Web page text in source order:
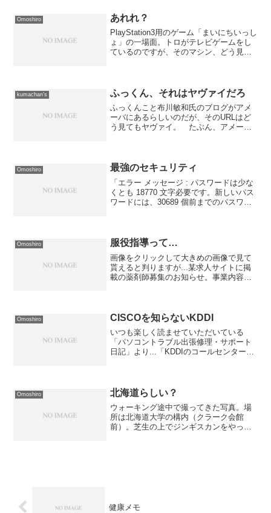
Omoshiro あれれ？
PlayStation3用のゲーム「まいにちいっし
ょ」の一場面。トロがテレビゲームをし
ているのですが、そのマシン、どう見て
kumachan's ふっくん、それはヤヴァイだろ
ふっくんこと布川敏和氏のブログがアメ
ーバにあるらしいのだが、そのURLはど
う見てもヤヴァイ。 たぶん、アメーバ
URLは...どう...
Omoshiro 最強のセキュリティ
「エラー メッセージ : パスワードは少な
くとも 18770 文字必要です。新しいパス
ワードには、30689 個前までのパスワー
Omoshiro 服役指導って…
画像をクリックして大きめの画像で見て
貰えると判りますが...某求人サイトに掲
載の薬剤師募集のお知らせ。事業内容の
ザ医師」なのか？
Omoshiro CISCOを知らないKDDI
いつも楽しく読ませていただいている
「パソコントラブル出張修理・サポート
日記」より...「KDDIのコールセンターの
事。 どうやら、K...
Omoshiro 北海道らしい？
ウォーキング途中で撮ってきた写真。場
所は北海道大学の構内（クラーク会館
前）。芝生の上でジンギスカンをやった
健康メモ